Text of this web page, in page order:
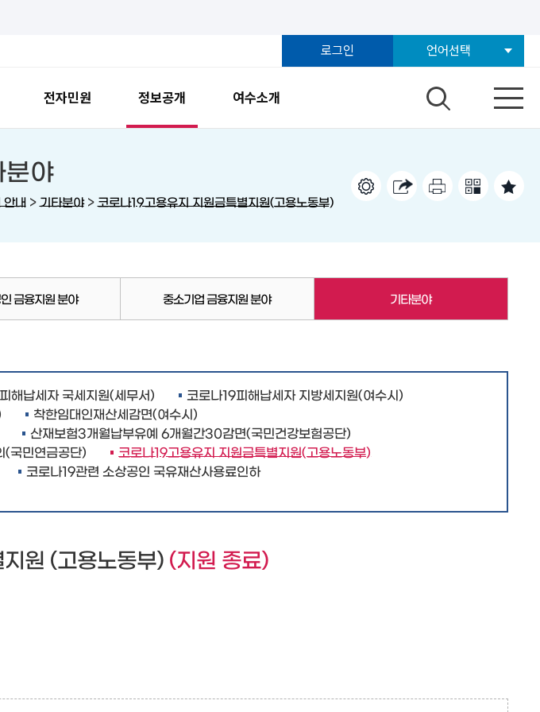
로그인 언어선택
전자민원 정보공개 여수소개
분야
안내> 기타분야> 코로나19고용유지 지원금특별지원(고용노동부)
금융지원 분야 중소기업 금융지원 분야 기타분야
해납세자 국세지원(세무서)
코로나19피해납세자 지방세지원(여수시)
착한임대인재산세감면(여수시)
산재보험3개월납부유예 6개월간30감면(국민건강보험공단)
(국민연금공단)
코로나19고용유지 지원금특별지원(고용노동부)
코로나19관련 소상공인 국유재산사용료인하
원 (고용노동부) (지원 종료)